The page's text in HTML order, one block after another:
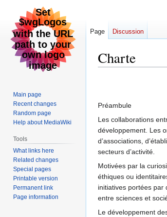
Charte
navigation
search
Préambule
Les collaborations
développement. Les
d’associations,
secteurs d’activité.
Motivées par la
éthiques ou
initiatives portées par
entre sciences et
Le développement
Page Discussion
Main page
Recent changes
Random page
Help about MediaWiki
Tools
What links here
Related changes
Special pages
Printable version
Permanent link
Page information